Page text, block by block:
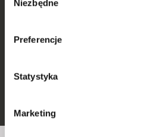
zgody
Niezbędne
Preferencje
Statystyka
Marketing
FIDMarseille